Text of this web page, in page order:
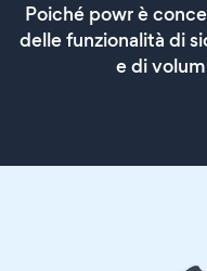
Poiché powr è
delle funzionalità di
e di